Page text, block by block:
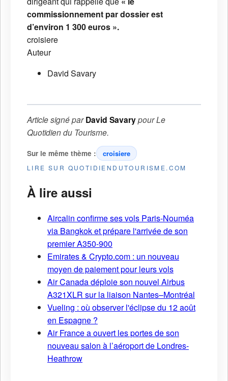
commissionnement par dossier est
d’environ 1 300 euros ».
croisiere
Auteur
David Savary
Article signé parDavid SavarypourLe
Quotidien du Tourisme.
Sur le même thème : croisiere
LIRE SUR QUOTIDIENDUTOURISME.COM
À lire aussi
Aircalin confirme ses vols Paris-Nouméa
via Bangkok et prépare l'arrivée de son
premier A350-900
Emirates & Crypto.com : un nouveau
moyen de paiement pour leurs vols
Air Canada déploie son nouvel Airbus
A321XLR sur la liaison Nantes–Montréal
Vueling : où observer l'éclipse du 12 août
en Espagne ?
Air France a ouvert les portes de son
nouveau salon à l’aéroport de Londres-
Heathrow